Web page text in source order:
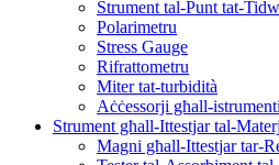
Strument tal-Punt tat-
Polarimetru
Stress Gauge
Rifrattometru
Miter tat-turbidità
Aċċessorji għall-istrumenti
Strument għall-Ittestjar tal-
Magni għall-Ittestjar tar-